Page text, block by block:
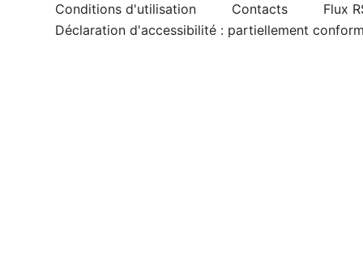
Conditions d'utilisation Contacts
Flux
Déclaration d'accessibilité : partiellement